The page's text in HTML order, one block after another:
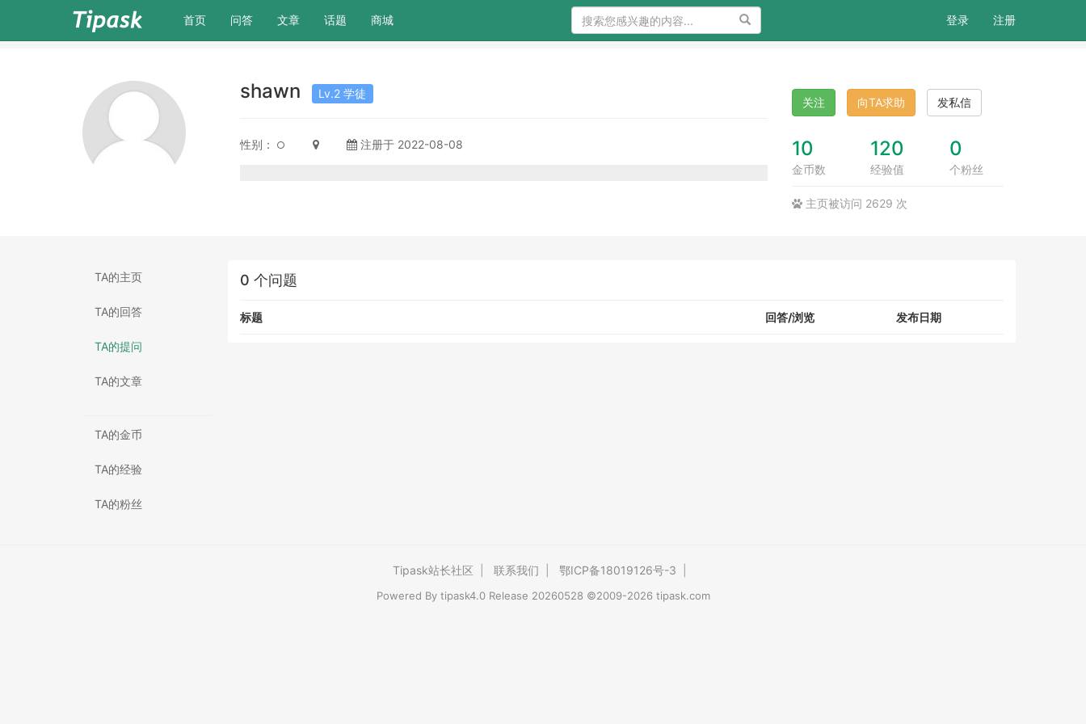
首页(current)
问答 文章 话题 商城 搜索 登录 注册
shawn Lv.2 学徒
性别： 注册于 2022-08-08
关注 向TA求助 发私信
10
金币数
120
经验值
0
个粉丝
主页被访问 2629 次
TA的主页
TA的回答
TA的提问
TA的文章
TA的金币
TA的经验
TA的粉丝
0 个问题
标题 回答/浏览 发布日期
Tipask站长社区 联系我们 鄂ICP备18019126号-3
Powered By tipask4.0Release 20260528 ©2009-2026 tipask.com